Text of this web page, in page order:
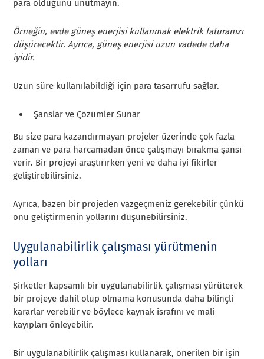
para olduğunu unutmayın.
Örneğin, evde güneş enerjisi kullanmak elektrik faturanızı
düşürecektir. Ayrıca, güneş enerjisi uzun vadede daha
iyidir.
Uzun süre kullanılabildiği için para tasarrufu sağlar.
Şanslar ve Çözümler Sunar
Bu size para kazandırmayan projeler üzerinde çok fazla
zaman ve para harcamadan önce çalışmayı bırakma şansı
verir. Bir projeyi araştırırken yeni ve daha iyi fikirler
geliştirebilirsiniz.
Ayrıca, bazen bir projeden vazgeçmeniz gerekebilir çünkü
onu geliştirmenin yollarını düşünebilirsiniz.
Uygulanabilirlik çalışması yürütmenin
yolları
Şirketler kapsamlı bir uygulanabilirlik çalışması yürüterek
bir projeye dahil olup olmama konusunda daha bilinçli
kararlar verebilir ve böylece kaynak israfını ve mali
kayıpları önleyebilir.
Bir uygulanabilirlik çalışması kullanarak, önerilen bir işin